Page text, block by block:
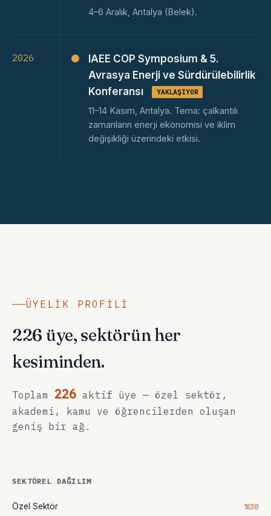
4–6 Aralık, Antalya (Belek).
2026
IAEE COP Symposium & 5.
Avrasya Enerji ve Sürdürülebilirlik
Konferansı
YAKLAŞIYOR
11–14 Kasım, Antalya. Tema: çalkantılı
zamanların enerji ekonomisi ve iklim
değişikliği üzerindeki etkisi.
ÜYELIK PROFILI
226 üye, sektörün her
kesiminden.
Toplam 226 aktif üye — özel sektör,
akademi, kamu ve öğrencilerden oluşan
geniş bir ağ.
SEKTÖREL DAĞILIM
Özel Sektör %30